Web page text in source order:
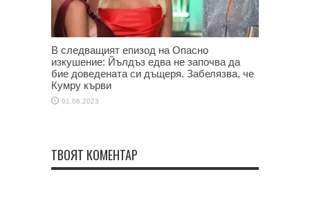
В следващият епизод на Опасно
изкушение: Йълдъз едва не започва да
бие доведената си дъщеря. Забелязва, че
Кумру кърви
01.06.2023
ТВОЯТ КОМЕНТАР